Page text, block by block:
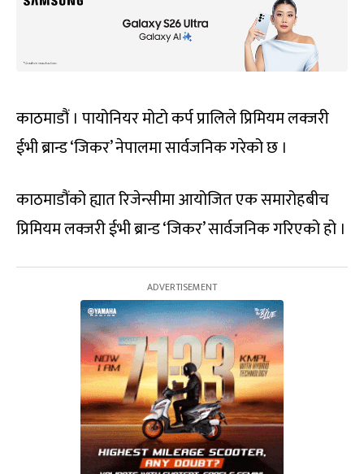
काठमाडौं । पायोनियर मोटो कर्प प्रालिले प्रिमियम लक्जरी
ईभी ब्रान्ड ‘जिकर’ नेपालमा सार्वजनिक गरेको छ ।
काठमाडौंको ह्यात रिजेन्सीमा आयोजित एक समारोहबीच
प्रिमियम लक्जरी ईभी ब्रान्ड ‘जिकर’ सार्वजनिक गरिएको हो ।